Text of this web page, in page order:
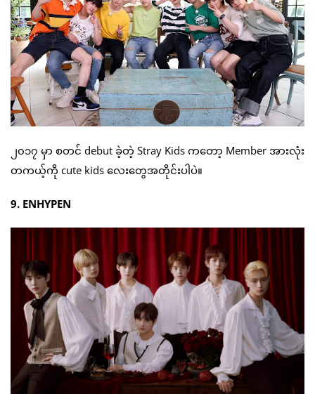
၂၀၁၇ မှာ စတင် debut ခဲ့တဲ့ Stray Kids ကတော့ Member အားလုံး
တကယ့်ကို cute kids လေးတွေအတိုင်းပါပဲ။
9. ENHYPEN